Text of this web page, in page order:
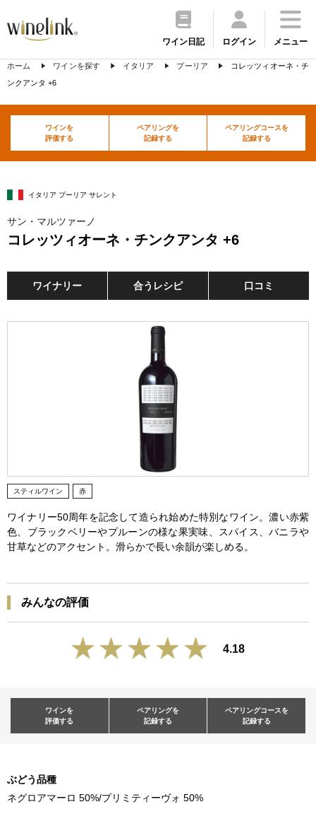
ワイン日記 ログイン メニュー
ホーム ワインを探す イタリア プーリア
コレッツィオーネ・チ
ンクアンタ +6
ワインを
評価する
ペアリングを
記録する
ペアリングコースを
記録する
イタリア プーリア サレント
サン・マルツァーノ
コレッツィオーネ・チンクアンタ +6
ワイナリー 合うレシピ 口コミ
スティルワイン 赤
ワイナリー50周年を記念して造られ始めた特別なワイン。濃い赤紫
色、ブラックベリーやプルーンの様な果実味、スパイス、バニラや
甘草などのアクセント。滑らかで長い余韻が楽しめる。
みんなの評価
4.18
ワインを
評価する
ペアリングを
記録する
ペアリングコースを
記録する
ぶどう品種
ネグロアマーロ 50%/プリミティーヴォ 50%